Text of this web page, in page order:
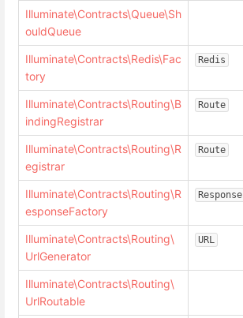
Illuminate\Contracts\Queue\Sh
ouldQueue
Illuminate\Contracts\Redis\Fac
tory
Redis
Illuminate\Contracts\Routing\B
indingRegistrar
Route
Illuminate\Contracts\Routing\R
egistrar
Route
Illuminate\Contracts\Routing\R
esponseFactory
Response
Illuminate\Contracts\Routing\
UrlGenerator
URL
Illuminate\Contracts\Routing\
UrlRoutable